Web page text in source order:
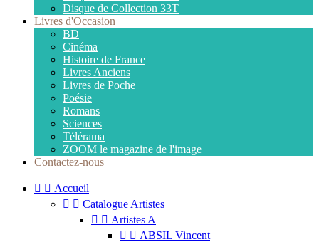
Disque de Collection 33T
Livres d'Occasion
BD
Cinéma
Histoire de France
Livres Anciens
Livres de Poche
Poésie
Romans
Sciences
Télérama
ZOOM le magazine de l'image
Contactez-nous
  Accueil
  Catalogue Artistes
  Artistes A
  ABSIL Vincent